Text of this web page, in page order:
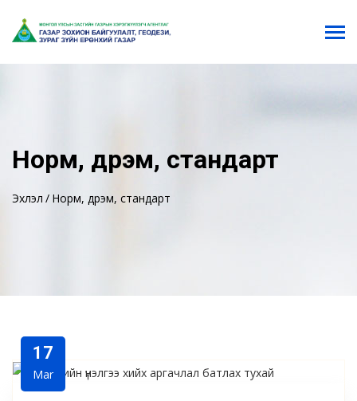
Норм, дүрэм, стандарт
Эхлэл Норм, дүрэм, стандарт
17
Mar